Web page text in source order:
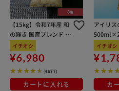
【15kg】令和7年産 和
の輝き 国産ブレンド 5
kg×3袋
イチオシ
¥6,980
(4677)
カートに入れる
アイリス
100％使用
イチオシ
カ